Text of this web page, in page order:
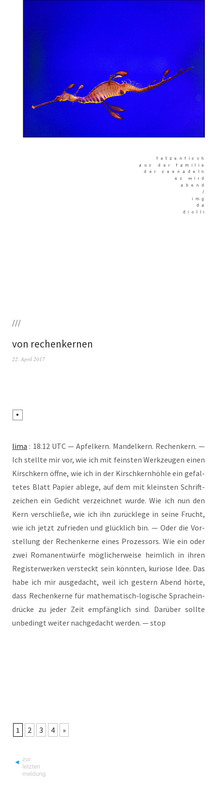
///
von rechenkernen
22. April 2017
lima : 18.12 UTC — Apfel­kern. Man­del­kern. Rechen­kern. —
Ich stell­te mir vor, wie ich mit feins­ten Werk­zeu­gen einen
Kirsch­kern öff­ne, wie ich in der Kirsch­kern­höh­le ein gefal­
te­tes Blatt Papier able­ge, auf dem mit kleins­ten Schrift­
zei­chen ein Gedicht ver­zeich­net wur­de. Wie ich nun den
Kern ver­schlie­ße, wie ich ihn zurück­le­ge in sei­ne Frucht,
wie ich jetzt zufrie­den und glück­lich bin. — Oder die Vor­
stel­lung der Rechen­ker­ne eines Pro­zes­sors. Wie ein oder
zwei Roman­ent­wür­fe mög­li­cher­wei­se heim­lich in ihren
Regis­ter­wer­ken ver­steckt sein könn­ten, kurio­se Idee. Das
habe ich mir aus­ge­dacht, weil ich ges­tern Abend hör­te,
dass Rechen­ker­ne für mathe­ma­tisch-logi­sche Sprach­ein­
drü­cke zu jeder Zeit emp­fäng­lich sind. Dar­über soll­te
unbe­dingt wei­ter nach­ge­dacht wer­den. — stop
1 2 3 4 »